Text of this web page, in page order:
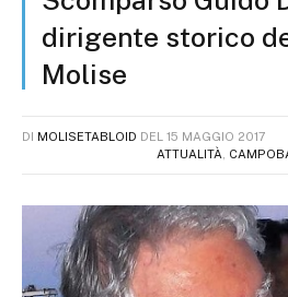
dirigente storico
Molise
DI MOLISETABLOID DEL 15 MAGGIO 2017
ATTUALITÀ